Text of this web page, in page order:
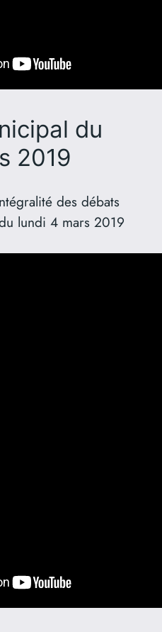
du
2019
des débats
lundi 4 mars 2019